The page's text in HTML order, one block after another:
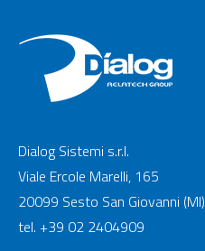
Dialog Sistemi s.r.l.
Viale Ercole Marelli, 165
20099 Sesto San Giovanni (MI)
tel. +39 02 2404909